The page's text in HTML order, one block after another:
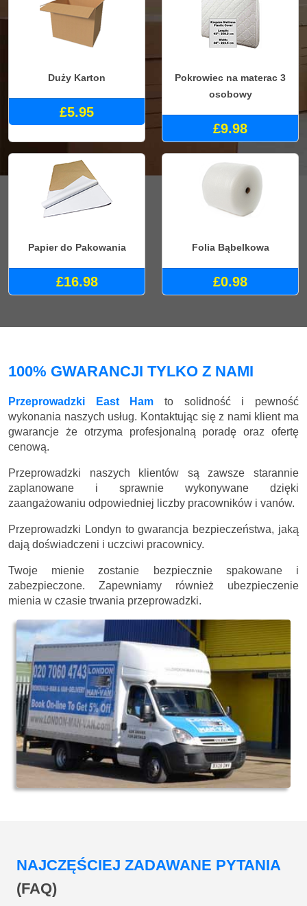
Duży Karton
£5.95
Pokrowiec na materac 3
osobowy
£9.98
Papier do Pakowania
£16.98
Folia Bąbelkowa
£0.98
100% GWARANCJI TYLKO Z NAMI
Przeprowadzki East Ham to solidność i pewność
wykonania naszych usług. Kontaktując się z nami klient ma
gwarancje że otrzyma profesjonalną poradę oraz ofertę
cenową.
Przeprowadzki naszych klientów są zawsze starannie
zaplanowane i sprawnie wykonywane dzięki
zaangażowaniu odpowiedniej liczby pracowników i vanów.
Przeprowadzki Londyn to gwarancja bezpieczeństwa, jaką
dają doświadczeni i uczciwi pracownicy.
Twoje mienie zostanie bezpiecznie spakowane i
zabezpieczone. Zapewniamy również ubezpieczenie
mienia w czasie trwania przeprowadzki.
NAJCZĘŚCIEJ ZADAWANE PYTANIA
(FAQ)